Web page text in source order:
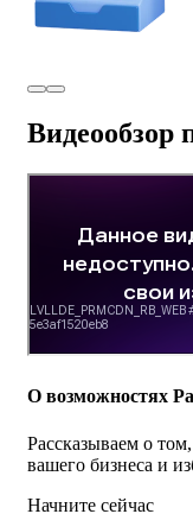
Видеообзор
О возможностях
Рассказываем о
вашего бизнеса и
Начните сейчас